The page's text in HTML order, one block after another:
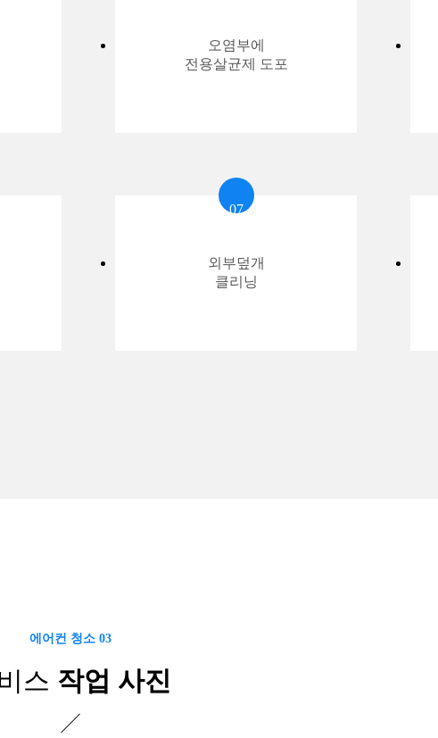
오염부에
전용살균제 도포
07
외부덮개
클리닝
에어컨 청소 03
스 작업 사진